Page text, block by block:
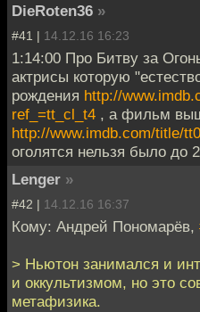
DieRoten36 »
#41 | 14.12.16 16:23
1:14:00 Про Битву за
актрисы которую
рождения http://
ref_=tt_cl_t4 , а фильм
http://www.imdb.com/title/
оголятся нельзя было до
Lenger »
#42 | 14.12.16 16:37
Кому: Андрей Пономарёв,
> Ньютон занимался и
и оккультизмом, но это
метафизика.